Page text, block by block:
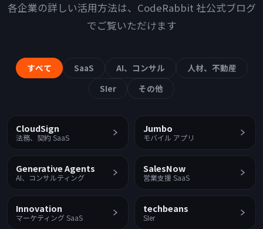
各企業の詳しい活用方法は、CodeRabbit 社公式ブログ
でご覧いただけます
すべて SaaS AI、コンサル
人材、不動産
SIer
その他
CloudSign
法務、契約 SaaS
Jumbo
モバイル アプリ
Generative Agents
AI、コンサルティング
SalesNow
営業支援 SaaS
Innovation
マーケティング SaaS
techbeans
SIer